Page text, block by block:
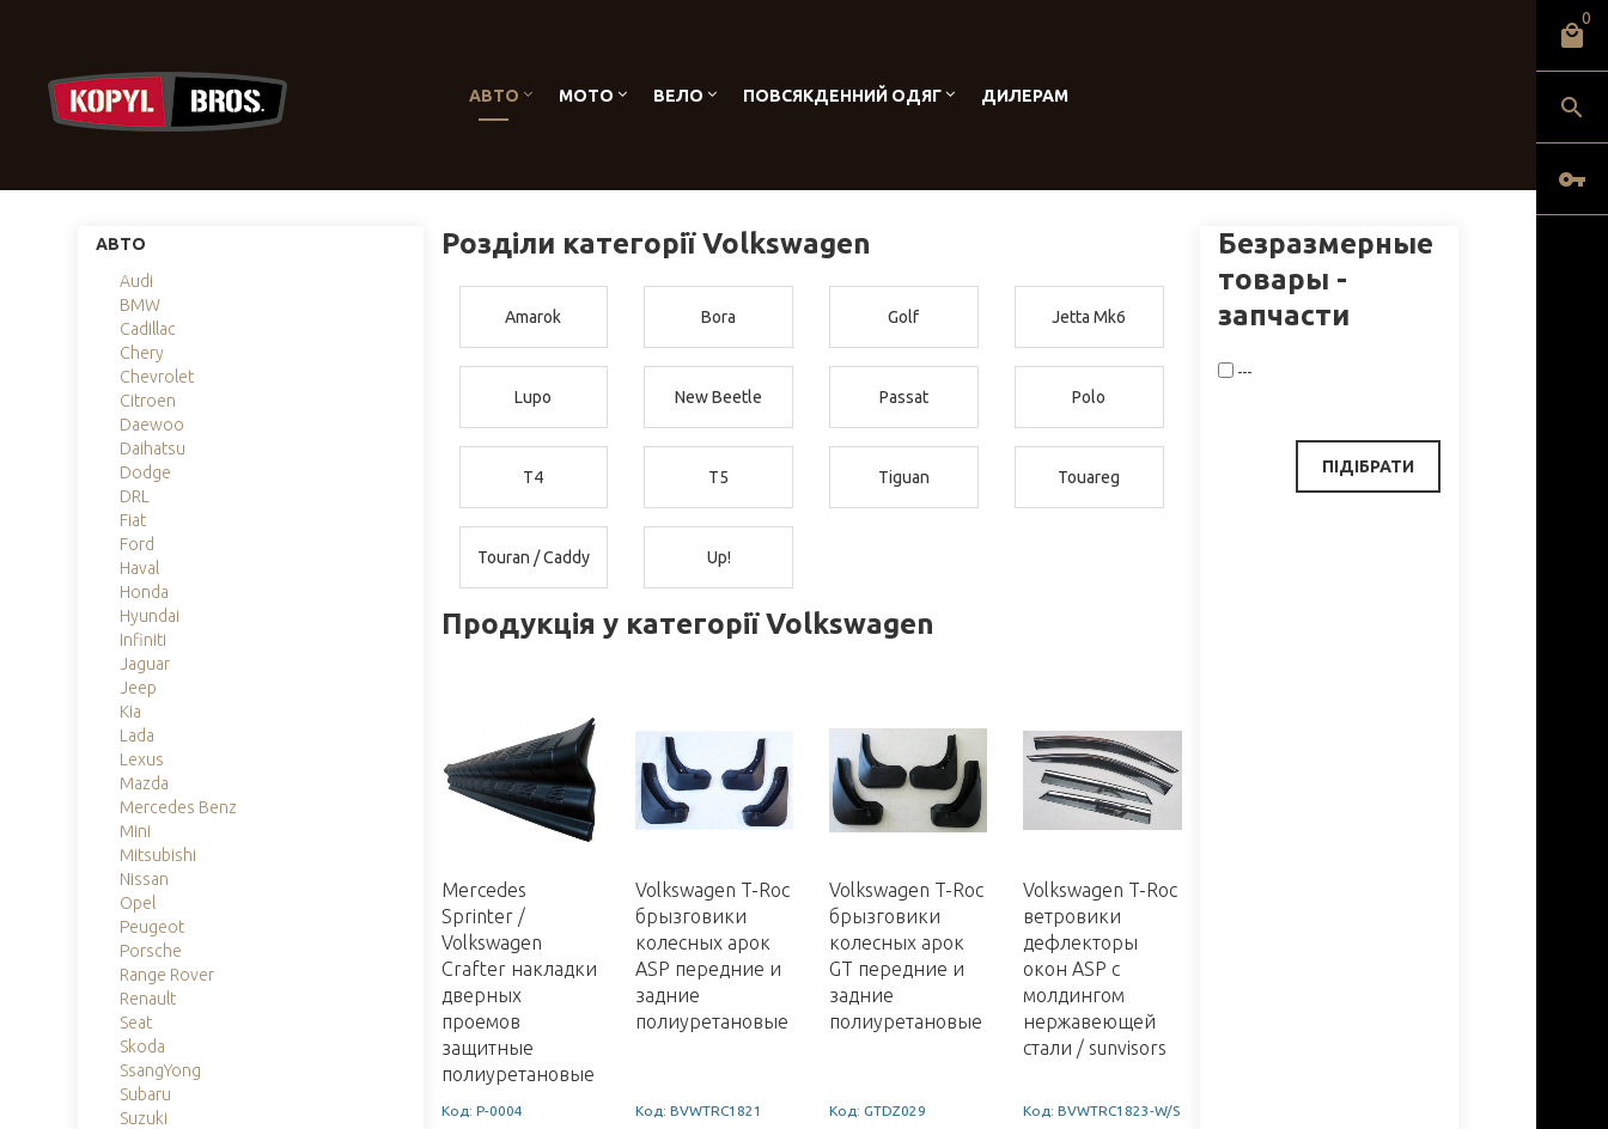
0
АВТО МОТО ВЕЛО ПОВСЯКДЕННИЙ ОДЯГ ДИЛЕРАМ
АВТО
Audi
BMW
Cadillac
Chery
Chevrolet
Citroen
Daewoo
Daihatsu
Dodge
DRL
Fiat
Ford
Haval
Honda
Hyundai
Infiniti
Jaguar
Jeep
Kia
Lada
Lexus
Mazda
Mercedes Benz
Mini
Mitsubishi
Nissan
Opel
Peugeot
Porsche
Range Rover
Renault
Seat
Skoda
SsangYong
Subaru
Suzuki
Розділи категорії Volkswagen
Amarok Bora Golf Jetta Mk6
Lupo New Beetle Passat Polo
T4 T5 Tiguan Touareg
Touran / Caddy Up!
Продукція у категорії Volkswagen
Mercedes
Sprinter /
Volkswagen
Crafter накладки
дверных
проемов
защитные
полиуретановые
Код: P-0004
Volkswagen T-Roc
брызговики
колесных арок
ASP передние и
задние
полиуретановые
Код: BVWTRC1821
Volkswagen T-Roc
брызговики
колесных арок
GT передние и
задние
полиуретановые
Код: GTDZ029
Volkswagen T-Roc
ветровики
дефлекторы
окон ASP с
молдингом
нержавеющей
стали / sunvisors
Код: BVWTRC1823-W/S
Безразмерные
товары -
запчасти
---